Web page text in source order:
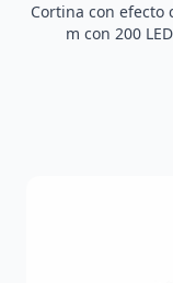
Cortina con efecto
m con 200